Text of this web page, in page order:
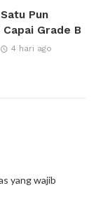
Pun
Grade B
4 hari ago
yang wajib